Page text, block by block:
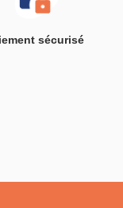
sécurisé